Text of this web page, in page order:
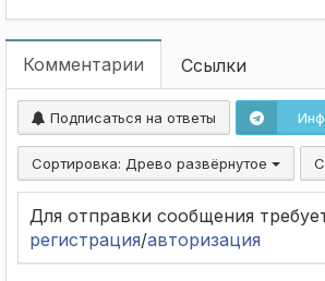
Комментарии Ссылки
Подписаться на ответы
Сортировка: Древо развёрнутое
Для отправки сообщения
регистрация/авторизация